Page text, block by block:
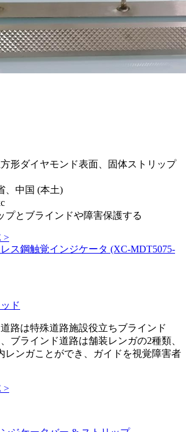
形ダイヤモンド表面、固体ストリップ
、中国 (本土)
プとブラインドや障害保護する
>
ス鋼触覚インジケータ (XC-MDT5075-
ド
路は特殊道路施設役立ちブラインド
ブラインド道路は舗装レンガの2種類、
レンガことができ、ガイドを視覚障害者
>